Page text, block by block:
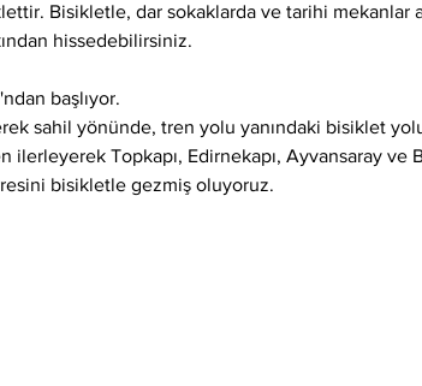
Bisikletle, dar sokaklarda ve tarihi mekanlar
hissedebilirsiniz.
başlıyor.
sahil yönünde, tren yolu yanındaki bisiklet
ilerleyerek Topkapı, Edirnekapı, Ayvansaray
bisikletle gezmiş oluyoruz.